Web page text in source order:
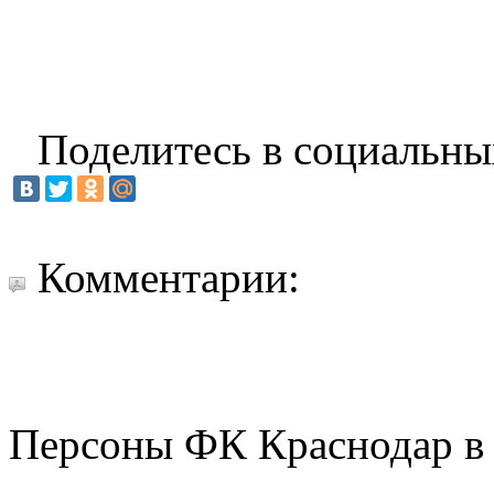
Поделитесь в
Комментарии:
Персоны ФК Краснодар в